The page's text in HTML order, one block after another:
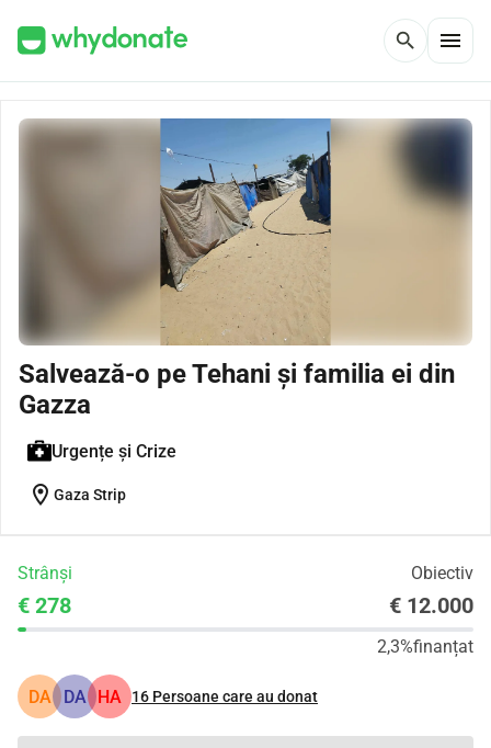
search menu
Salvează-o pe Tehani și familia ei din
Gazza
Urgențe și Crize
location_on Gaza Strip
Strânși Obiectiv
€ 278 € 12.000
2,3%finanțat
DA DA HA 16 Persoane care au donat